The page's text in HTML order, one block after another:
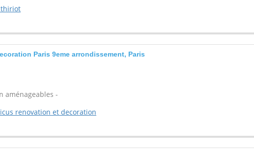
thiriot
Paris 9eme arrondissement, Paris
aménageables -
renovation et decoration